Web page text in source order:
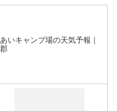
いキャンプ場の天気予報｜